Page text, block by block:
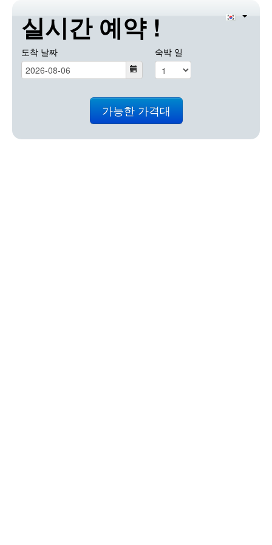
실시간 예약 !
도착 날짜 숙박 일
가능한 가격대